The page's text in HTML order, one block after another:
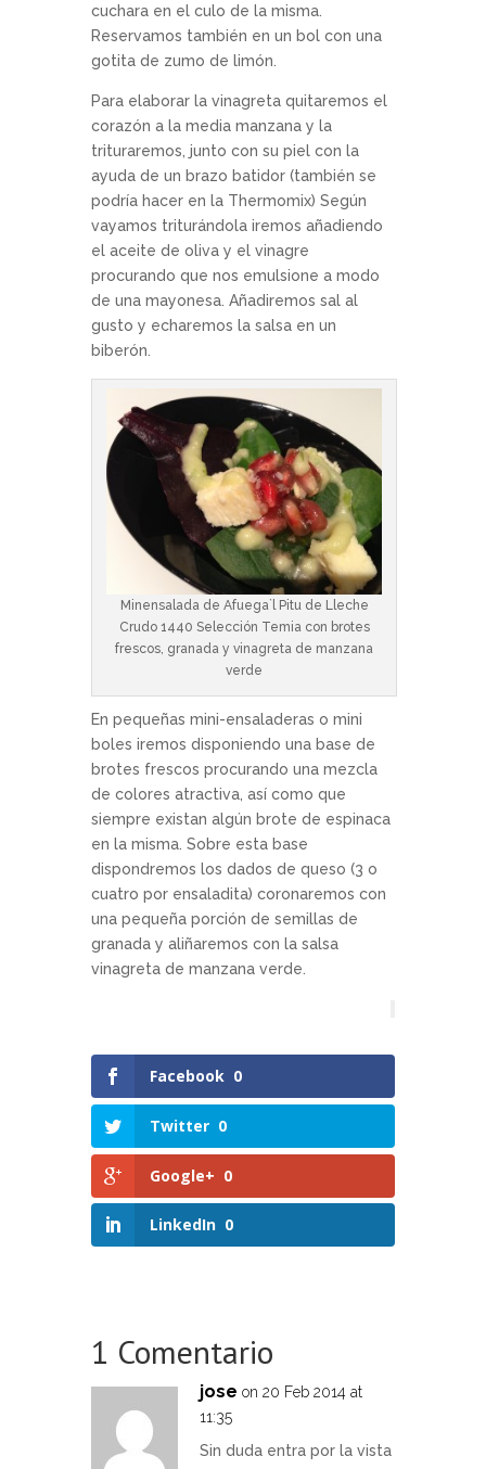
cuchara en el culo de la misma.
Reservamos también en un bol con una
gotita de zumo de limón.
Para elaborar la vinagreta quitaremos el
corazón a la media manzana y la
trituraremos, junto con su piel con la
ayuda de un brazo batidor (también se
podría hacer en la Thermomix) Según
vayamos triturándola iremos añadiendo
el aceite de oliva y el vinagre
procurando que nos emulsione a modo
de una mayonesa. Añadiremos sal al
gusto y echaremos la salsa en un
biberón.
Minensalada de Afuega`l Pitu de Lleche
Crudo 1440 Selección Temia con brotes
frescos, granada y vinagreta de manzana
verde
En pequeñas mini-ensaladeras o mini
boles iremos disponiendo una base de
brotes frescos procurando una mezcla
de colores atractiva, así como que
siempre existan algún brote de espinaca
en la misma. Sobre esta base
dispondremos los dados de queso (3 o
cuatro por ensaladita) coronaremos con
una pequeña porción de semillas de
granada y aliñaremos con la salsa
vinagreta de manzana verde.
Facebook 0
Twitter 0
Google+ 0
LinkedIn 0
1 Comentario
jose on 20 Feb 2014 at
11:35
Sin duda entra por la vista